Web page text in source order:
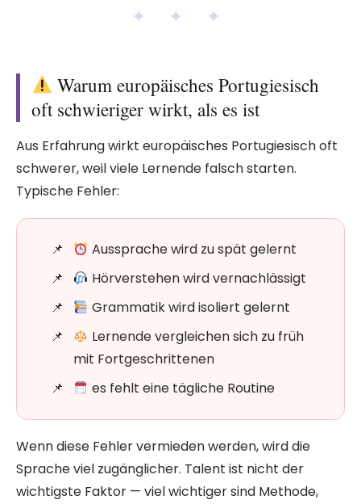
✦ ✦ ✦
Warum europäisches Portugiesisch
oft schwieriger wirkt, als es ist
Aus Erfahrung wirkt europäisches Portugiesisch oft
schwerer, weil viele Lernende falsch starten.
Typische Fehler:
Aussprache wird zu spät gelernt
Hörverstehen wird vernachlässigt
Grammatik wird isoliert gelernt
Lernende vergleichen sich zu früh
mit Fortgeschrittenen
es fehlt eine tägliche Routine
Wenn diese Fehler vermieden werden, wird die
Sprache viel zugänglicher. Talent ist nicht der
wichtigste Faktor — viel wichtiger sind Methode,